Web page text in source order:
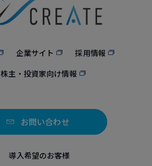
企業サイト
採用情報
株主・投資家向け情報
お問い合わせ
導入希望のお客様